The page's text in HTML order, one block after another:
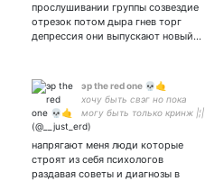
прослушивании группы созвездие
отрезок потом дыра гнев торг
депрессия они выпускают новый…
эр the red one 💀🤙
хочу быть свэг но пока
могу быть только кринж |¦|
хан джисон курильщика ¦|¦
напрягают меня люди которые
строят из себя психологов
раздавая советы и диагнозы в